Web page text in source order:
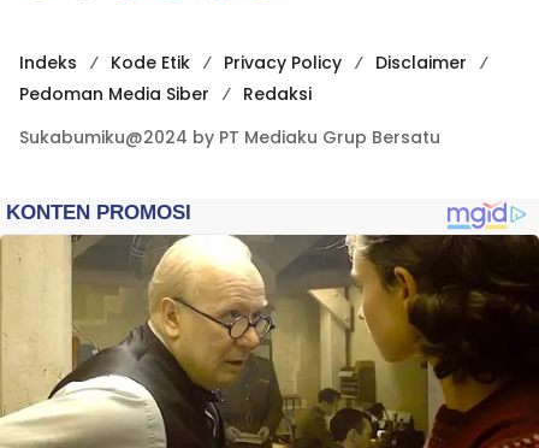
Indeks Kode Etik Privacy Policy
Disclaimer
Pedoman Media Siber
Redaksi
Sukabumiku@2024 by PT Mediaku Grup Bersatu